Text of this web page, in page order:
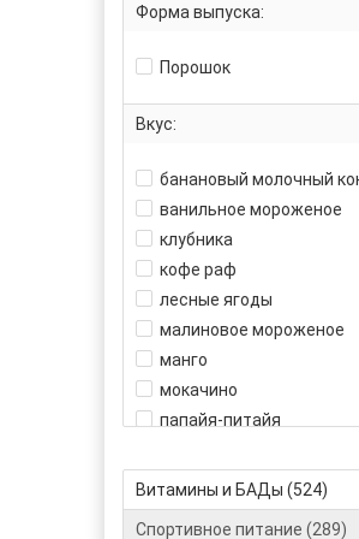
Ultimate Nutrition
Форма выпуска:
Порошок
Вкус:
банановый молочный
ванильное мороженое
клубника
кофе раф
лесные ягоды
малиновое мороженое
манго
мокачино
папайя-питайя
сочная дыня
фисташковое
Витамины и БАДы (524)
Спортивное питание (289)